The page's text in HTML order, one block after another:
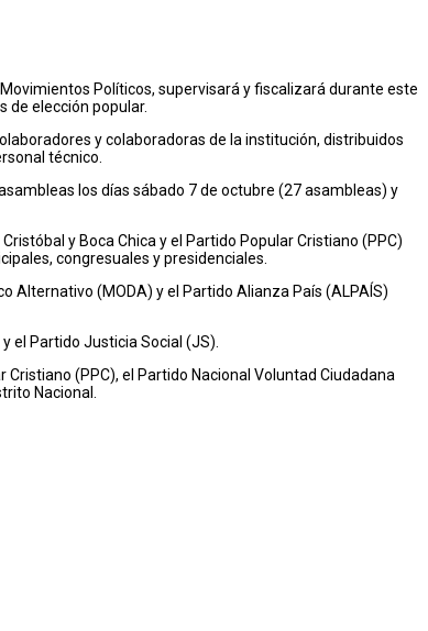
Políticos, supervisará y fiscalizará durante este
de elección popular.
y colaboradoras de la institución, distribuidos
técnico.
los días sábado 7 de octubre (27 asambleas) y
y Boca Chica y el Partido Popular Cristiano (PPC)
congresuales y presidenciales.
Alternativo (MODA) y el Partido Alianza País (ALPAÍS)
el Partido Justicia Social (JS).
(PPC), el Partido Nacional Voluntad Ciudadana
Nacional.